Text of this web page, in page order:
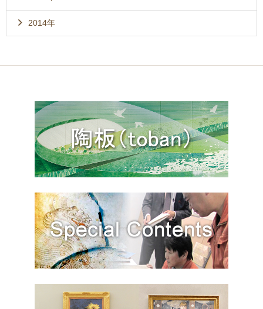
2014年